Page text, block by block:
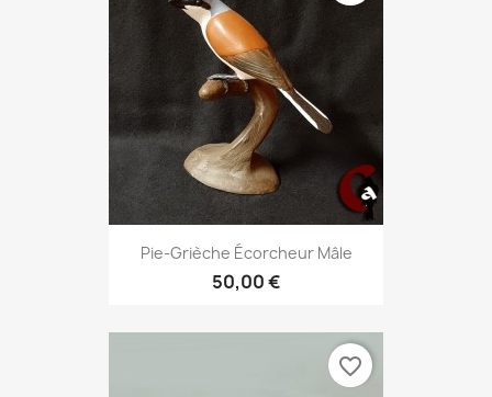
Pie-Grièche Écorcheur Mâle
50,00 €
favorite_border